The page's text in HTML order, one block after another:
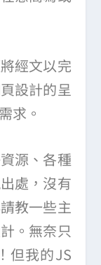
經文以完
設計的呈
求。
源、各種
處，沒有
教一些主
。無奈只
但我的JS